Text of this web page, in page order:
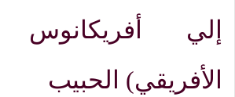
إلي
الأفريقي) الحبيب